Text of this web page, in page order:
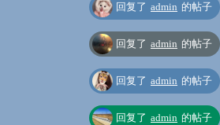
回复了 admin 的帖子
回复了 admin 的帖子
回复了 admin 的帖子
回复了 admin 的帖子